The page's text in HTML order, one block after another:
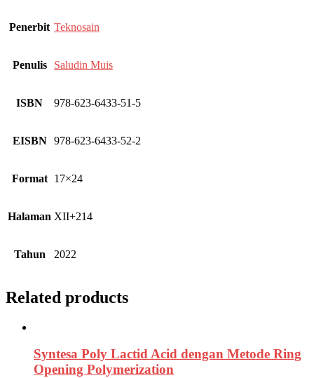
Penerbit Teknosain
Penulis Saludin Muis
ISBN 978-623-6433-51-5
EISBN 978-623-6433-52-2
Format 17×24
Halaman XII+214
Tahun 2022
Related products
Syntesa Poly Lactid Acid dengan Metode Ring
Opening Polymerization